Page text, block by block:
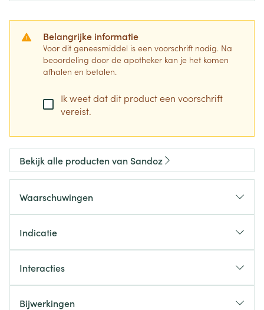
Belangrijke informatie
Voor dit geneesmiddel is een voorschrift nodig. Na
beoordeling door de apotheker kan je het komen
afhalen en betalen.
Ik weet dat dit product een voorschrift
vereist.
Bekijk alle producten van Sandoz
Waarschuwingen
Indicatie
Interacties
Bijwerkingen